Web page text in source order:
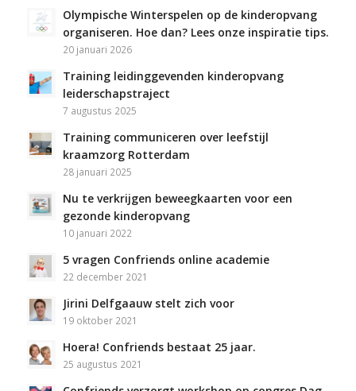
Olympische Winterspelen op de kinderopvang
organiseren. Hoe dan? Lees onze inspiratie tips.
20 januari 2026
Training leidinggevenden kinderopvang
leiderschapstraject
7 augustus 2025
Training communiceren over leefstijl
kraamzorg Rotterdam
28 januari 2025
Nu te verkrijgen beweegkaarten voor een
gezonde kinderopvang
10 januari 2022
5 vragen Confriends online academie
22 december 2021
Jirini Delfgaauw stelt zich voor
19 oktober 2021
Hoera! Confriends bestaat 25 jaar.
25 augustus 2021